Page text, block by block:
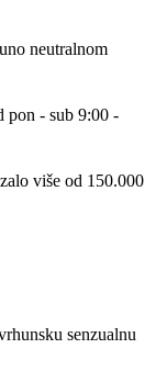
neutralnom
pon - sub 9:00 -
više od 150.000
senzualnu